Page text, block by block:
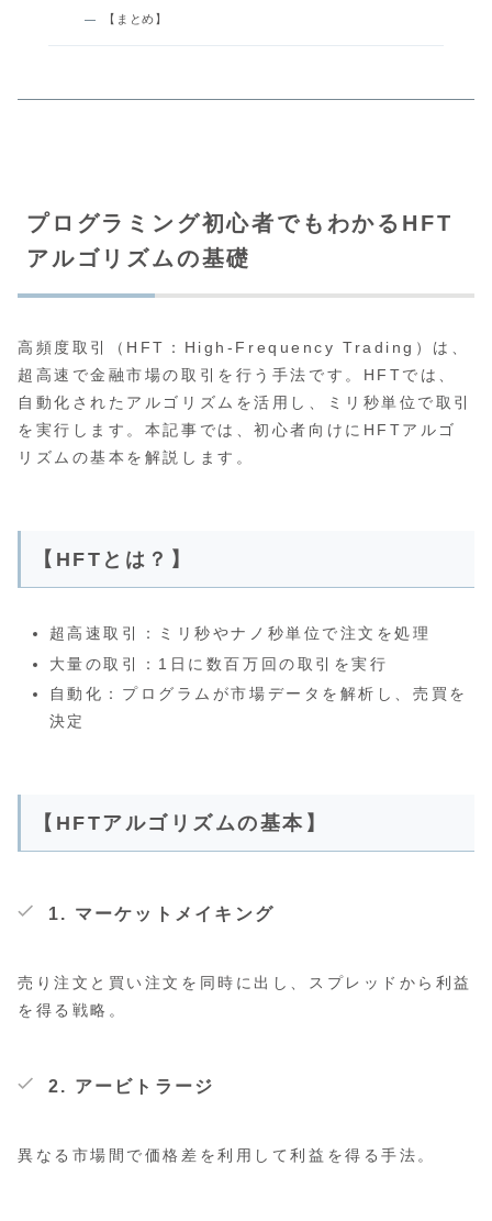
【まとめ】
プログラミング初心者でもわかるHFT
アルゴリズムの基礎
高頻度取引（HFT：High-Frequency Trading）は、
超高速で金融市場の取引を行う手法です。HFTでは、
自動化されたアルゴリズムを活用し、ミリ秒単位で取引
を実行します。本記事では、初心者向けにHFTアルゴ
リズムの基本を解説します。
【HFTとは？】
超高速取引：ミリ秒やナノ秒単位で注文を処理
大量の取引：1日に数百万回の取引を実行
自動化：プログラムが市場データを解析し、売買を
決定
【HFTアルゴリズムの基本】
1. マーケットメイキング
売り注文と買い注文を同時に出し、スプレッドから利益
を得る戦略。
2. アービトラージ
異なる市場間で価格差を利用して利益を得る手法。